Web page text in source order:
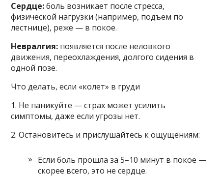
Сердце:боль возникает после стресса,
физической нагрузки (например, подъем по
лестнице), реже — в покое.
Невралгия: появляется после неловкого
движения, переохлаждения, долгого сидения в
одной позе.
Что делать, если «колет» в груди
1. Не паникуйте — страх может усилить
симптомы, даже если угрозы нет.
2. Остановитесь и прислушайтесь к ощущениям:
Если боль прошла за 5–10 минут в покое —
скорее всего, это не сердце.